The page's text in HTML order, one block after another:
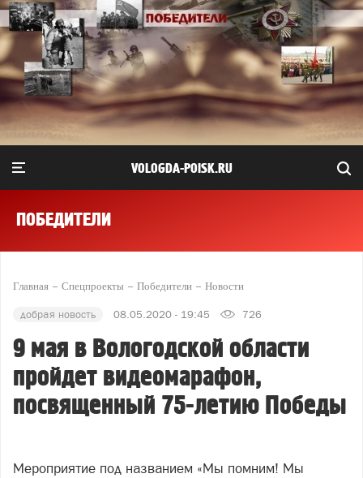
VOLOGDA-POISK.RU
ПОБЕДИТЕЛИ
Главная Спецпроекты Победители Новости
добрая новость 08.05.2020 - 19:45 726
9 мая в Вологодской области
пройдет видеомарафон,
посвященный 75-летию Победы
Мероприятие под названием «Мы помним! Мы